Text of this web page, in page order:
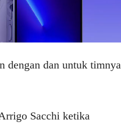
dengan dan untuk timnya
Sacchi ketika